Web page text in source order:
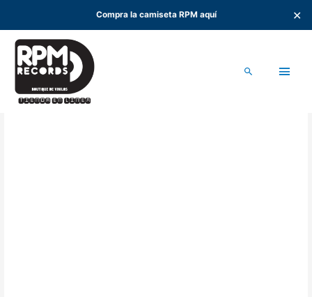
Compra la camiseta RPM aquí ✕
contenido
Buscar